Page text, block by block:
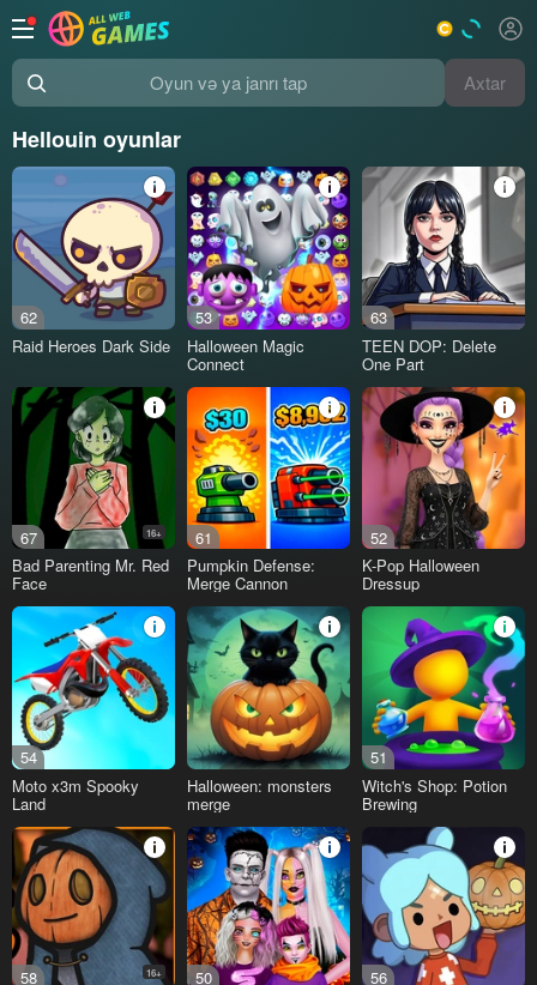
Oyun və ya janrı tap Axtar
Hellouin oyunlar
62
Raid Heroes Dark Side
53
Halloween Magic
Connect
63
TEEN DOP: Delete
One Part
67 16+
Bad Parenting Mr. Red
Face
61
Pumpkin Defense:
Merge Cannon
52
K-Pop Halloween
Dressup
54
Moto x3m Spooky
Land
Halloween: monsters
merge
51
Witch's Shop: Potion
Brewing
58 16+
50
56